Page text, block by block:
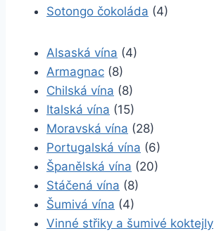
Sotongo čokoláda (4)
Alsaská vína (4)
Armagnac (8)
Chilská vína (8)
Italská vína (15)
Moravská vína (28)
Portugalská vína (6)
Španělská vína (20)
Stáčená vína (8)
Šumivá vína (4)
Vinné střiky a šumivé koktejly